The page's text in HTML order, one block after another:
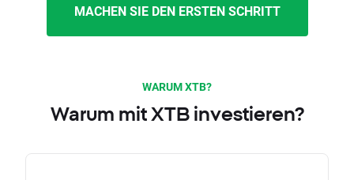
MACHEN SIE DEN ERSTEN SCHRITT
WARUM XTB?
Warum mit XTB investieren?